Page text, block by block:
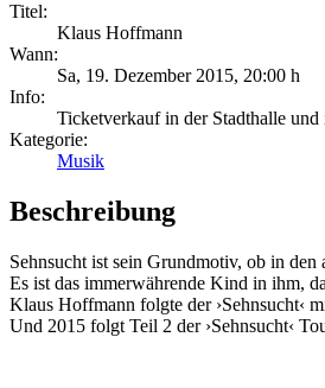
Titel:
Klaus Hoffmann
Wann:
Sa, 19. Dezember 2015, 20:00 h
Info:
Ticketverkauf in der Stadthalle und
Kategorie:
Musik
Beschreibung
Sehnsucht ist sein Grundmotiv, ob in
Es ist das immerwährende Kind in ihm,
Klaus Hoffmann folgte der ›Sehnsucht‹
Und 2015 folgt Teil 2 der ›Sehnsucht‹